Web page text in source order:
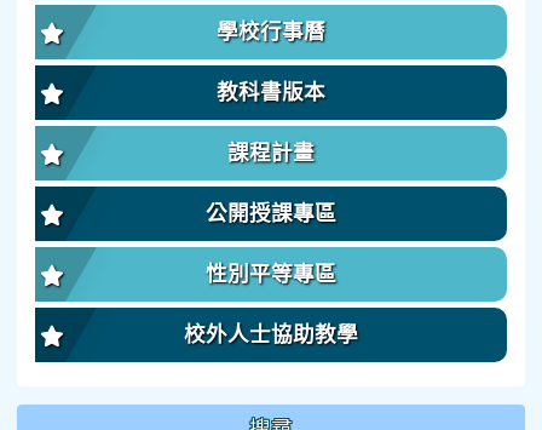
學校行事曆
教科書版本
課程計畫
公開授課專區
性別平等專區
校外人士協助教學